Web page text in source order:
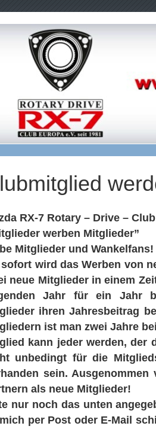
RX-7 Rotary – Drive –
werben Mitglieder”
Mitglieder und Wankelfans!
wird das Werben von
neue Mitglieder in einem
Jahr für ein Jahr
ihren Jahresbeitrag
ist man zwei Jahre
kann jeder werden, der
unbedingt für die
sein.
als neue Mitglieder!
nur noch das unten
per Post oder E-Mail